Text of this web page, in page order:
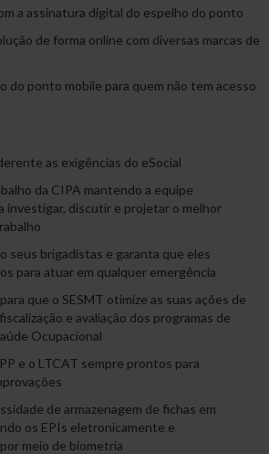
a assinatura digital do espelho do ponto
de forma online com diversas marcas de
do ponto mobile para quem não tem acesso
as exigências do eSocial
da CIPA mantendo a equipe
investigar, discutir e projetar o melhor
seus brigadistas e garanta que eles
para atuar em qualquer emergência
que o SESMT otimize as suas ações de
e avaliação dos programas de
Ocupacional
e o LTCAT sempre prontos para
de armazenagem de fichas em
os EPIs eletronicamente e
meio de biometria